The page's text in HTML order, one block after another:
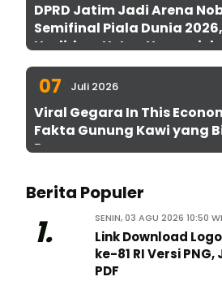
DPRD Jatim Jadi Arena
Semifinal Piala Dunia 2026,
Hadirkan Uston Nawawi
UMKM Gratis untuk 1.000
07 Juli 2026
Viral Gegara In This
Fakta Gunung Kawi yang
Penasaran
Berita Populer
1. SENIN, 03 AGU 2026 10:50
Link Download Logo
ke-81 RI Versi PNG,
PDF